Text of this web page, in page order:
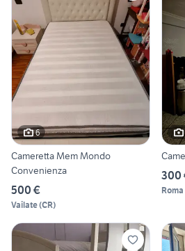
6
Cameretta Mem Mondo
Convenienza
500 €
Vailate(CR)
300
Roma